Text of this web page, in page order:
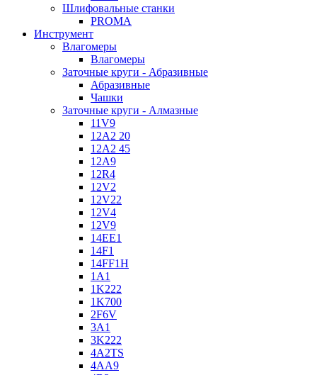
Шлифовальные станки
PROMA
Инструмент
Влагомеры
Влагомеры
Заточные круги - Абразивные
Абразивные
Чашки
Заточные круги - Алмазные
11V9
12A2 20
12A2 45
12A9
12R4
12V2
12V22
12V4
12V9
14EE1
14F1
14FF1H
1A1
1K222
1K700
2F6V
3A1
3K222
4A2TS
4AA9